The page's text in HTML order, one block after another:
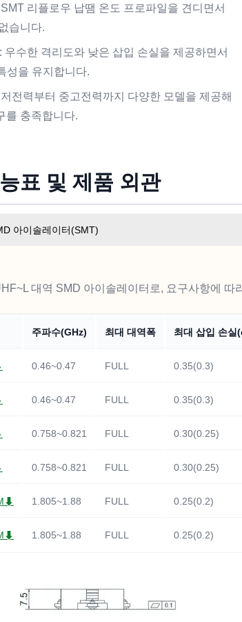
리플로우 납땜 온도 프로파일을 견디면서
습니다.
우수한 격리도와 낮은 삽입 손실을 제공하면서
성을 유지합니다.
전력부터 중고전력까지 다양한 모델을 제공해
를 충족합니다.
표 및 제품 외관
아이솔레이터(SMT)
대역 SMD 아이솔레이터로, 요구사항에 따
주파수(GHz) 최대 대역폭 최대 삽입 손실
0.46~0.47 FULL 0.35(0.3)
0.46~0.47 FULL 0.35(0.3)
0.758~0.821 FULL 0.30(0.25)
0.758~0.821 FULL 0.30(0.25)
1.805~1.88 FULL 0.25(0.2)
1.805~1.88 FULL 0.25(0.2)